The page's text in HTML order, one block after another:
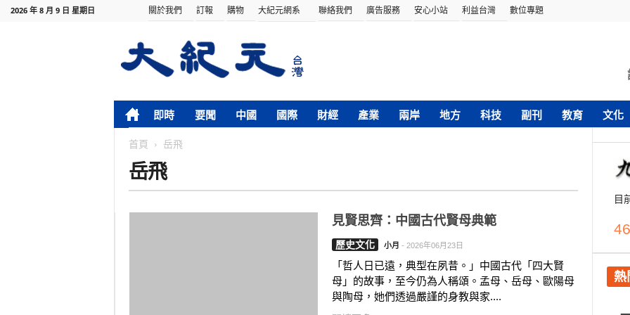
2026 年 8 月 9 日 星期日 關於我們 訂報 購物 大紀元網系 聯絡我們 廣告服務 安心小站 利益台灣 數位專題
即時 要聞 中國 國際 財經 產業 兩岸 地方 科技 副刊 教育 文化
首頁 岳飛
岳飛
見賢思齊：中國古代賢母典範
歷史文化 小月 - 2026年06月23日
「哲人日已遠，典型在夙昔。」中國古代「四大賢
母」的故事，至今仍為人稱頌。孟母、岳母、歐陽母
與陶母，她們透過嚴謹的身教與家....
目
熱